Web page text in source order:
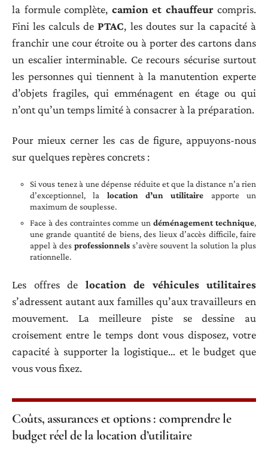
la formule complète, camion et chauffeurcompris.
Fini les calculs dePTAC, les doutes sur la capacité à
franchir une cour étroite ou à porter des cartons dans
un escalier interminable. Ce recours sécurise surtout
les personnes qui tiennent à la manutention experte
d’objets fragiles, qui emménagent en étage ou qui
n’ont qu’un temps limité à consacrer à la préparation.
Pour mieux cerner les cas de figure, appuyons-nous
sur quelques repères concrets :
Si vous tenez à une dépense réduite et que la distance n’a rien
d’exceptionnel, la location d’un utilitaire apporte un
maximum de souplesse.
Face à des contraintes comme undéménagement technique,
une grande quantité de biens, des lieux d’accès difficile, faire
appel à des professionnelss’avère souvent la solution la plus
rationnelle.
Les offres de location de véhicules utilitaires
s’adressent autant aux familles qu’aux travailleurs en
mouvement. La meilleure piste se dessine au
croisement entre le temps dont vous disposez, votre
capacité à supporter la logistique… et le budget que
vous vous fixez.
Coûts, assurances et options : comprendre le
budget réel de la location d’utilitaire